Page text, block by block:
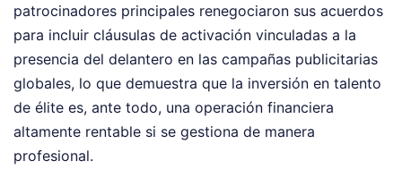
patrocinadores principales renegociaron sus acuerdos
para incluir cláusulas de activación vinculadas a la
presencia del delantero en las campañas publicitarias
globales, lo que demuestra que la inversión en talento
de élite es, ante todo, una operación financiera
altamente rentable si se gestiona de manera
profesional.